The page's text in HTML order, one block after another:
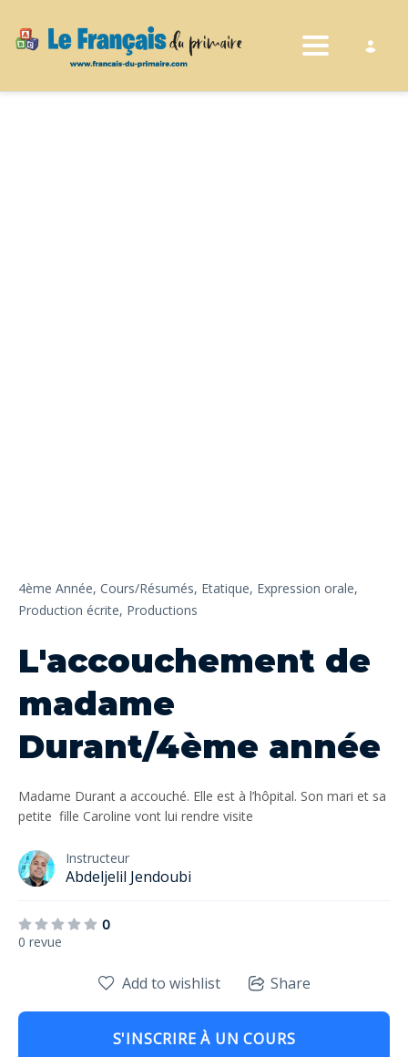
Toggle
4ème Année, Cours/Résumés, Etatique, Expression orale,
Production écrite, Productions
L'accouchement de
madame
Durant/4ème année
Madame Durant a accouché. Elle est à l’hôpital. Son mari et sa
petite fille Caroline vont lui rendre visite
Instructeur
Abdeljelil Jendoubi
0
0 revue
Add to wishlist Share
S'INSCRIRE À UN COURS